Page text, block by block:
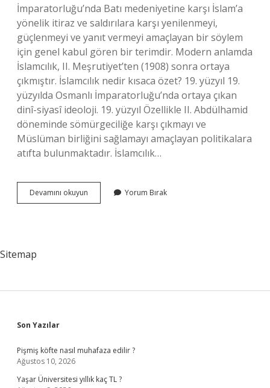
İmparatorluğu’nda Batı medeniyetine karşı İslam’a
yönelik itiraz ve saldırılara karşı yenilenmeyi,
güçlenmeyi ve yanıt vermeyi amaçlayan bir söylem
için genel kabul gören bir terimdir. Modern anlamda
İslamcılık, II. Meşrutiyet’ten (1908) sonra ortaya
çıkmıştır. İslamcılık nedir kısaca özet? 19. yüzyıl 19.
yüzyılda Osmanlı İmparatorluğu’nda ortaya çıkan
dinî-siyasî ideoloji. 19. yüzyıl Özellikle II. Abdülhamid
döneminde sömürgeciliğe karşı çıkmayı ve
Müslüman birliğini sağlamayı amaçlayan politikalara
atıfta bulunmaktadır. İslamcılık…
Devamını okuyun İSlamcılık
Nedir
Yorum Bırak
Sitemap
Sidebar
Son Yazılar
Pişmiş köfte nasıl muhafaza edilir ?
Ağustos 10, 2026
Yaşar Üniversitesi yıllık kaç TL ?